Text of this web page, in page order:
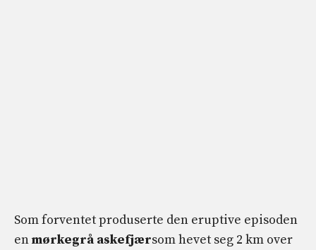
Som forventet produserte den eruptive episoden
enmørkegrå askefjærsom hevet seg 2 km over